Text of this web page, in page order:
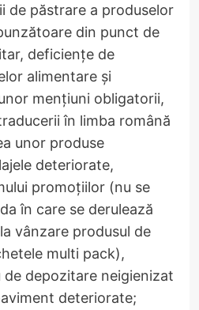
de păstrare a produselor
din punct de
deficiențe de
alimentare și
mențiuni obligatorii,
în limba română
unor produse
deteriorate,
promoțiilor (nu se
în care se derulează
vânzare produsul de
multi pack),
depozitare neigienizat
deteriorate;